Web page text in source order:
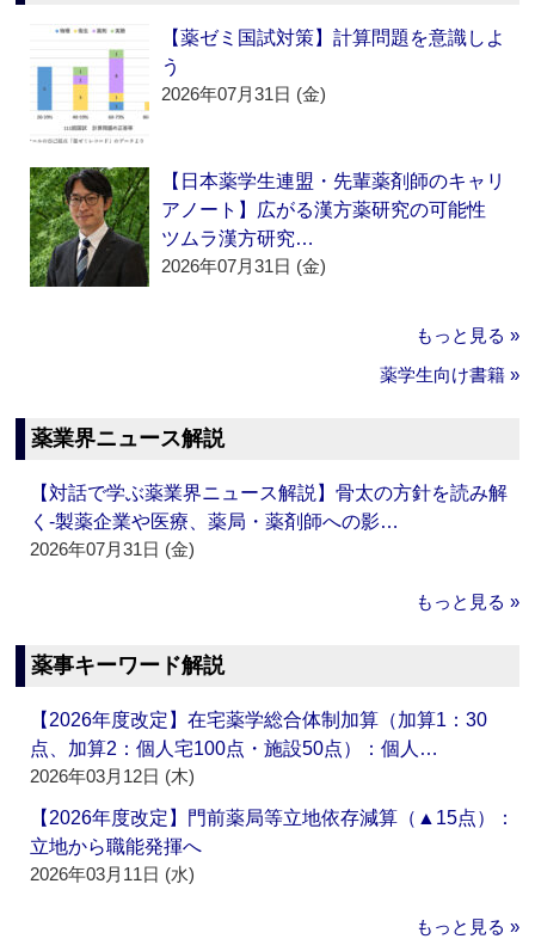
【薬ゼミ国試対策】計算問題を意識しよ
う
2026年07月31日 (金)
【日本薬学生連盟・先輩薬剤師のキャリ
アノート】広がる漢方薬研究の可能性
ツムラ漢方研究…
2026年07月31日 (金)
もっと見る »
薬学生向け書籍 »
薬業界ニュース解説
【対話で学ぶ薬業界ニュース解説】骨太の方針を読み解
く‐製薬企業や医療、薬局・薬剤師への影…
2026年07月31日 (金)
もっと見る »
薬事キーワード解説
【2026年度改定】在宅薬学総合体制加算（加算1：30
点、加算2：個人宅100点・施設50点）：個人…
2026年03月12日 (木)
【2026年度改定】門前薬局等立地依存減算（▲15点）：
立地から職能発揮へ
2026年03月11日 (水)
もっと見る »